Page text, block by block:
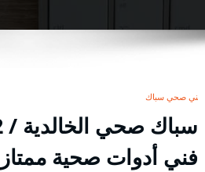
فني صحي سباك
فني أدوات صحية ممتاز